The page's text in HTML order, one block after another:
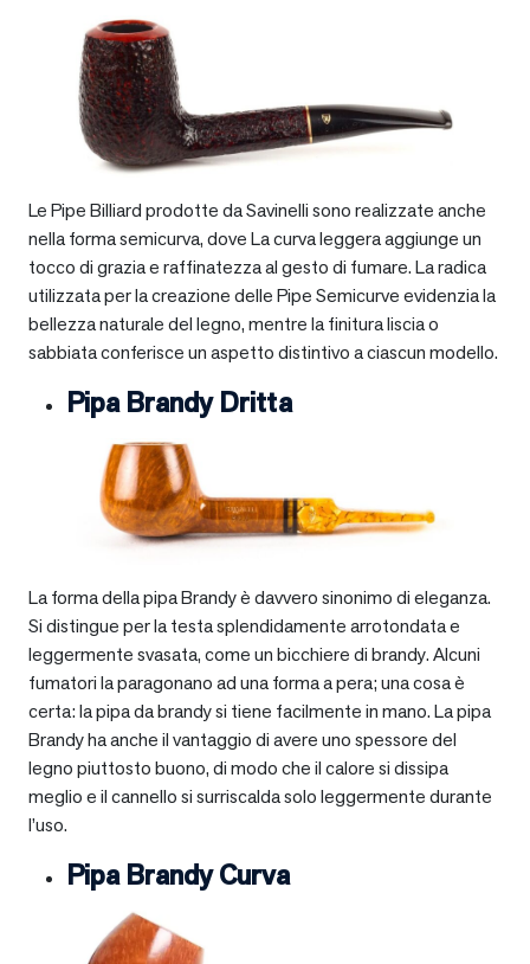
Le Pipe Billiard prodotte da Savinelli sono realizzate anche
nella forma semicurva, dove La curva leggera aggiunge un
tocco di grazia e raffinatezza al gesto di fumare. La radica
utilizzata per la creazione delle Pipe Semicurve evidenzia la
bellezza naturale del legno, mentre la finitura liscia o
sabbiata conferisce un aspetto distintivo a ciascun modello.
Pipa Brandy Dritta
La forma della pipa Brandy è davvero sinonimo di eleganza.
Si distingue per la testa splendidamente arrotondata e
leggermente svasata, come un bicchiere di brandy. Alcuni
fumatori la paragonano ad una forma a pera; una cosa è
certa: la pipa da brandy si tiene facilmente in mano. La pipa
Brandy ha anche il vantaggio di avere uno spessore del
legno piuttosto buono, di modo che il calore si dissipa
meglio e il cannello si surriscalda solo leggermente durante
l’uso.
Pipa Brandy Curva